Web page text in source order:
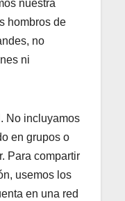
nuestra
hombros de
no
ni
. No incluyamos
en grupos o
Para compartir
usemos los
en una red